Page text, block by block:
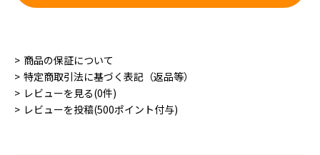
商品の保証について
特定商取引法に基づく表記（返品等）
レビューを見る(0件)
レビューを投稿(500ポイント付与)